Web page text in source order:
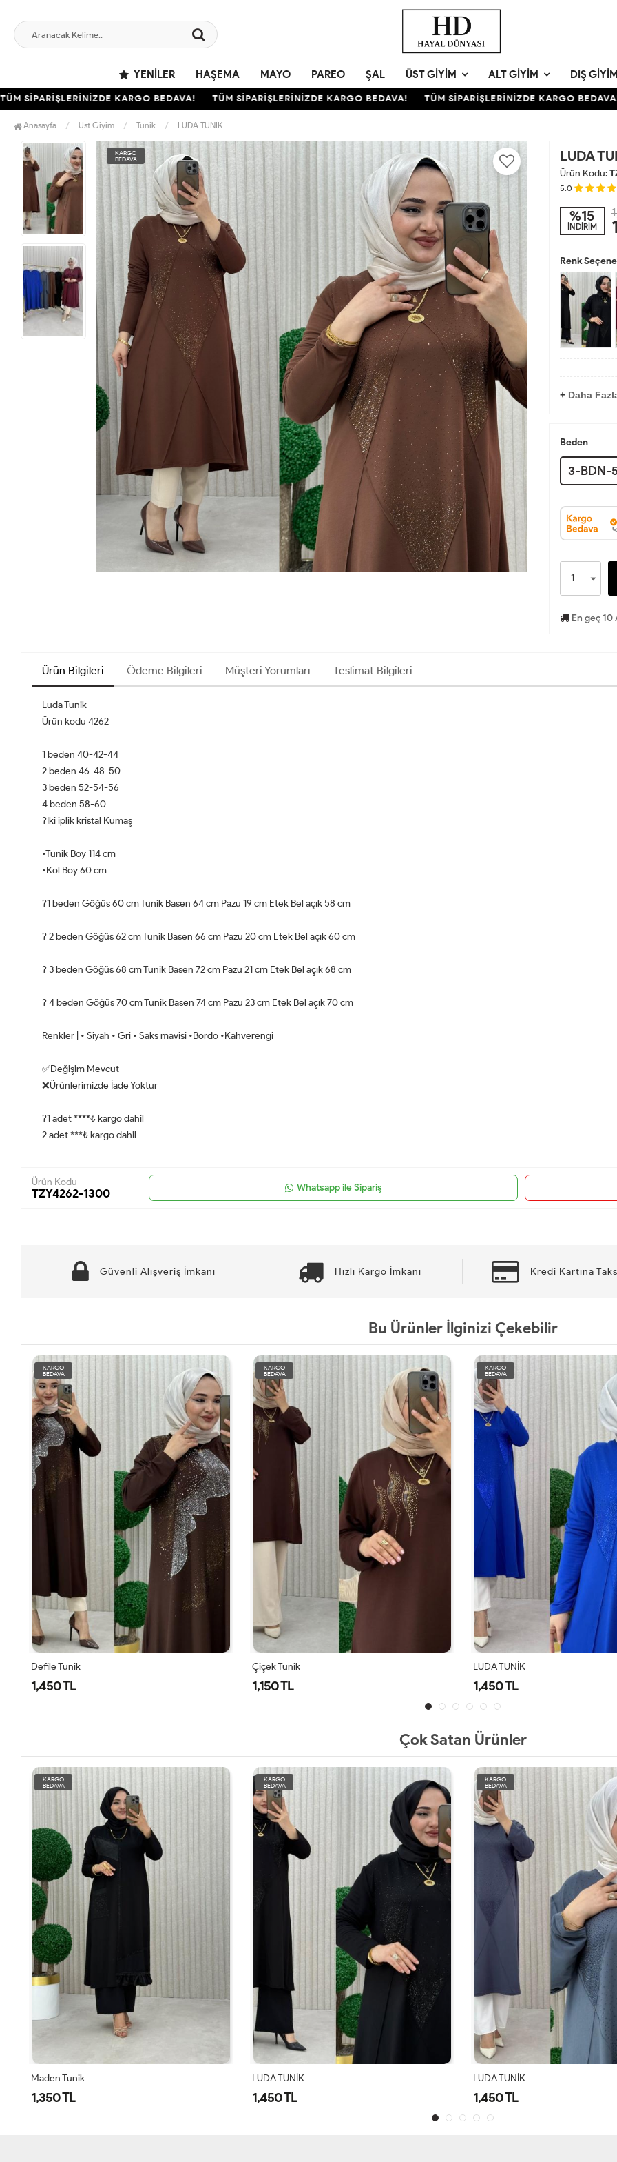
YENILER HAŞEMA MAYO PAREO ŞAL ÜST GIYIM ALT GIYIM DIŞ GIYIM
SİPARİŞLERİNİZDE KARGO BEDAVA! TÜM SİPARİŞLERİNİZDE KARGO BEDAVA! TÜM SİPARİŞLERİNİZDE KARGO BEDAVA!
Anasayfa Üst Giyim Tunik LUDA TUNİK
KARGO
BEDAVA
LUDA
Ürün Kodu:
5.0
%15
İNDİRİM
Renk
+ Daha
Beden
3-BDN-
En geç 10
Ürün Bilgileri Ödeme Bilgileri Müşteri Yorumları Teslimat Bilgileri
Luda Tunik
Ürün kodu 4262
1 beden 40-42-44
2 beden 46-48-50
3 beden 52-54-56
4 beden 58-60
?İki iplik kristal Kumaş
•Tunik Boy 114 cm
•Kol Boy 60 cm
?1 beden Göğüs 60 cm Tunik Basen 64 cm Pazu 19 cm Etek Bel açık 58 cm
? 2 beden Göğüs 62 cm Tunik Basen 66 cm Pazu 20 cm Etek Bel açık 60 cm
? 3 beden Göğüs 68 cm Tunik Basen 72 cm Pazu 21 cm Etek Bel açık 68 cm
? 4 beden Göğüs 70 cm Tunik Basen 74 cm Pazu 23 cm Etek Bel açık 70 cm
Renkler | • Siyah • Gri • Saks mavisi •Bordo •Kahverengi
✅Değişim Mevcut
❌Ürünlerimizde İade Yoktur
?1 adet ****₺ kargo dahil
2 adet ***₺ kargo dahil
Ürün Kodu
TZY4262-1300 Whatsapp ile Sipariş
Güvenli Alışveriş İmkanı Hızlı Kargo İmkanı Kredi Kartına
Bu Ürünler İlginizi Çekebilir
Çok Satan Ürünler
KARGO
BEDAVA
Maden Tunik
1,350 TL
KARGO
BEDAVA
LUDA TUNİK
1,450 TL
KARGO
BEDAVA
LUDA TUNİK
1,450 TL